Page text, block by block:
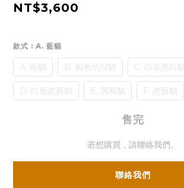
NT$3,600
款式 : A. 藍貓
A. 藍貓 B. 褐色玳瑁貓 C. 白底黑白貓
D. 白底虎斑貓 E. 黑褐貓 F. 虎斑貓
售完
若想購買，請聯絡我們。
聯絡我們